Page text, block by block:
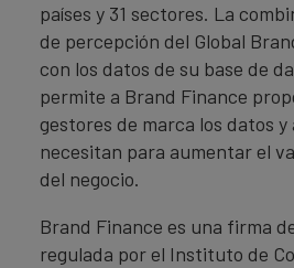
países y 31 sectores. La
de percepción del Global
con los datos de su base de
permite a Brand Finance
gestores de marca los datos y
necesitan para aumentar el
del negocio.
Brand Finance es una firma
regulada por el Instituto de